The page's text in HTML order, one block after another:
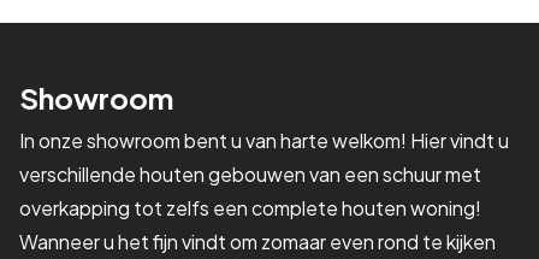
Showroom
In onze showroom bent u van harte welkom! Hier vindt u
verschillende houten gebouwen van een schuur met
overkapping tot zelfs een complete houten woning!
Wanneer u het fijn vindt om zomaar even rond te kijken